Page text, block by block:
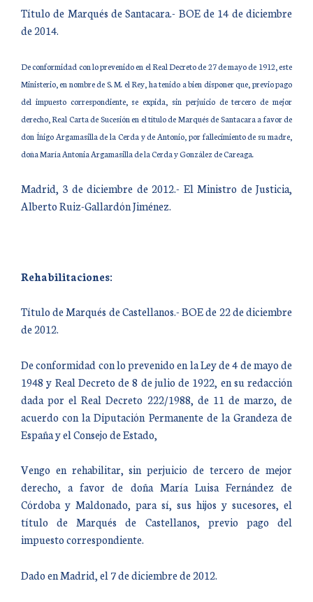
Título de Marqués de Santacara.- BOE de 14 de diciembre
de 2014.
De conformidad con lo prevenido en el Real Decreto de 27 de mayo de 1912, este
Ministerio, en nombre de S. M. el Rey, ha tenido a bien disponer que, previo pago
del impuesto correspondiente, se expida, sin perjuicio de tercero de mejor
derecho, Real Carta de Sucesión en el título de Marqués de Santacara a favor de
don Íñigo Argamasilla de la Cerda y de Antonio, por fallecimiento de su madre,
doña María Antonia Argamasilla de la Cerda y González de Careaga.
Madrid, 3 de diciembre de 2012.- El Ministro de Justicia,
Alberto Ruiz-Gallardón Jiménez.
Rehabilitaciones:
Título de Marqués de Castellanos.- BOE de 22 de diciembre
de 2012.
De conformidad con lo prevenido en la Ley de 4 de mayo de
1948 y Real Decreto de 8 de julio de 1922, en su redacción
dada por el Real Decreto 222/1988, de 11 de marzo, de
acuerdo con la Diputación Permanente de la Grandeza de
España y el Consejo de Estado,
Vengo en rehabilitar, sin perjuicio de tercero de mejor
derecho, a favor de doña María Luisa Fernández de
Córdoba y Maldonado, para sí, sus hijos y sucesores, el
título de Marqués de Castellanos, previo pago del
impuesto correspondiente.
Dado en Madrid, el 7 de diciembre de 2012.